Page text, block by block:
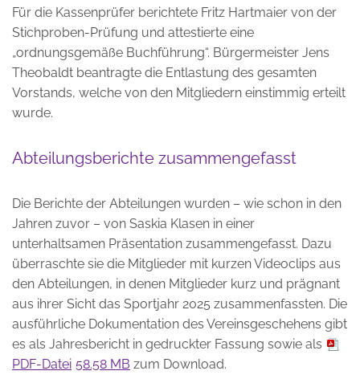
Für die Kassenprüfer berichtete Fritz Hartmaier von der
Stichproben-Prüfung und attestierte eine
„ordnungsgemäße Buchführung“. Bürgermeister Jens
Theobaldt beantragte die Entlastung des gesamten
Vorstands, welche von den Mitgliedern einstimmig erteilt
wurde.
Abteilungsberichte zusammengefasst
Die Berichte der Abteilungen wurden – wie schon in den
Jahren zuvor – von Saskia Klasen in einer
unterhaltsamen Präsentation zusammengefasst. Dazu
überraschte sie die Mitglieder mit kurzen Videoclips aus
den Abteilungen, in denen Mitglieder kurz und prägnant
aus ihrer Sicht das Sportjahr 2025 zusammenfassten. Die
ausführliche Dokumentation des Vereinsgeschehens gibt
es als Jahresbericht in gedruckter Fassung sowie als
PDF-Datei 58.58 MB zum Download.